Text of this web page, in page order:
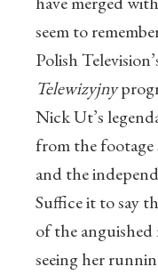
seem to
Polish
Telewizyjny
Nick Ut’s
from the
and the
Suffice it to say
of the anguished
seeing her